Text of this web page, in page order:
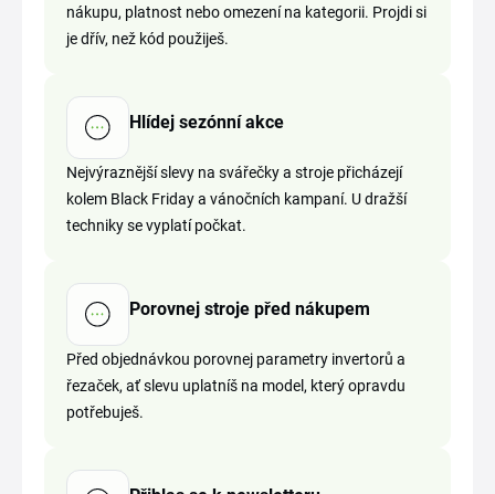
nákupu, platnost nebo omezení na kategorii. Projdi si
je dřív, než kód použiješ.
Hlídej sezónní akce
Nejvýraznější slevy na svářečky a stroje přicházejí
kolem Black Friday a vánočních kampaní. U dražší
techniky se vyplatí počkat.
Porovnej stroje před nákupem
Před objednávkou porovnej parametry invertorů a
řezaček, ať slevu uplatníš na model, který opravdu
potřebuješ.